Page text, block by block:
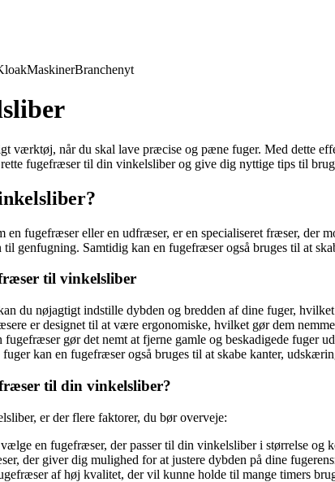
MaskinerBranchenyt
værktøj, når du skal lave præcise og pæne fuger. Med dette
fugefræser til din vinkelsliber og give dig nyttige tips til
fugefræser eller en udfræser, er en specialiseret fræser, der
genfugning. Samtidig kan en fugefræser også bruges til at
til vinkelsliber
du nøjagtigt indstille dybden og bredden af dine fuger,
er designet til at være ergonomiske, hvilket gør dem
fugefræser gør det nemt at fjerne gamle og beskadigede fuger
kan en fugefræser også bruges til at skabe kanter,
til din vinkelsliber?
er der flere faktorer, du bør overveje:
en fugefræser, der passer til din vinkelsliber i størrelse og
der giver dig mulighed for at justere dybden på dine
af høj kvalitet, der vil kunne holde til mange timers